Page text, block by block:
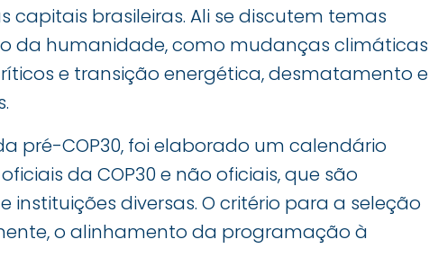
brasileiras. Ali se discutem temas
da humanidade, como mudanças climáticas
e transição energética, desmatamento e
pré-COP30, foi elaborado um calendário
da COP30 e não oficiais, que são
diversas. O critério para a seleção
o alinhamento da programação à